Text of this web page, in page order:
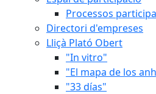
Processos
Directori d'empreses
Lliçà Plató Obert
"In vitro"
"El mapa de los
"33 días"